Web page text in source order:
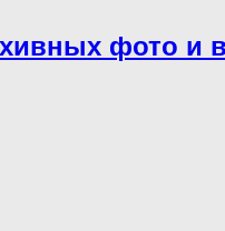
фото и